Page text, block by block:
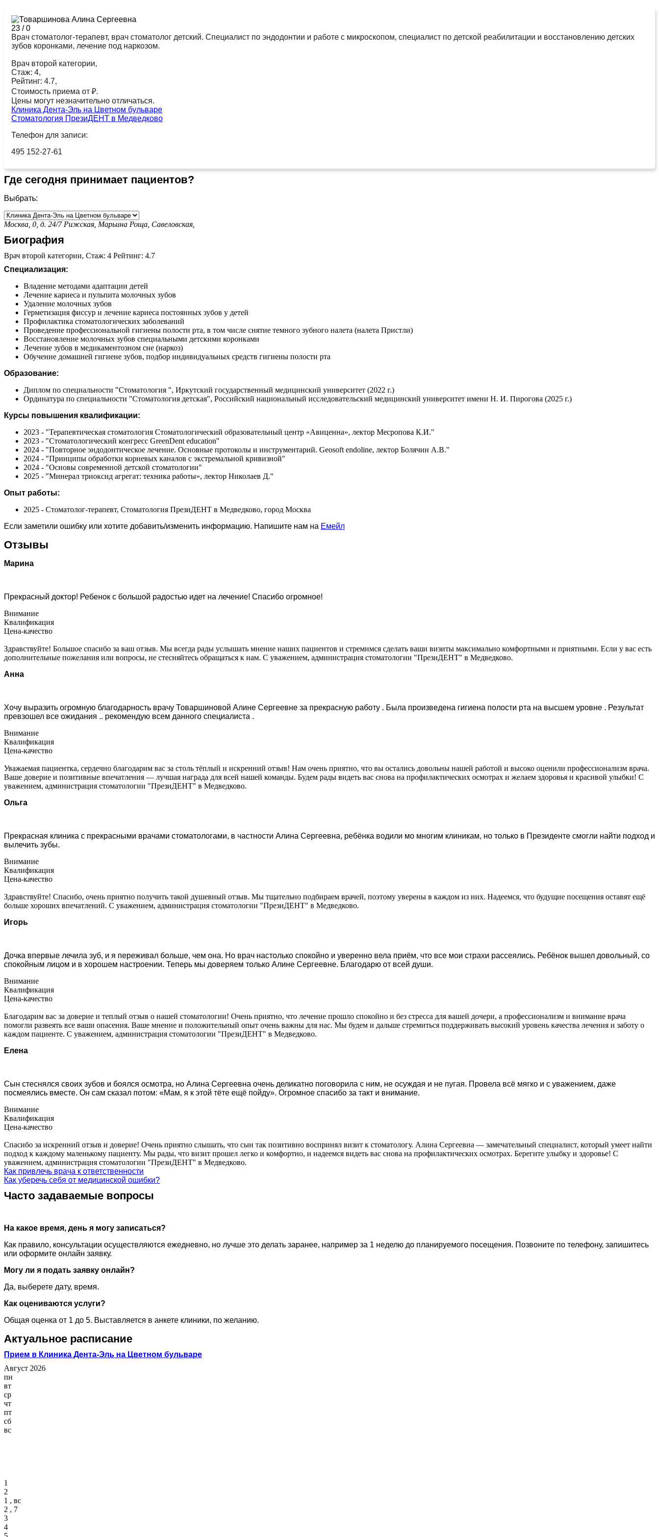
23 /0
Врач стоматолог-терапевт, врач стоматолог детский. Специалист по эндодонтии и работе с микроскопом, специалист по детской реабилитации и восстановлению детских
зубов коронками, лечение под наркозом.
Врач второй категории,
Стаж: 4,
Рейтинг: 4.7,
Стоимость приема от ₽.
Цены могут незначительно отличаться.
Клиника Дента-Эль на Цветном бульваре
Стоматология ПрезиДЕНТ в Медведково
Телефон для записи:
495 152-27-61
Где сегодня принимает пациентов?
Выбрать:
Москва, 0, д. 24/7 Рижская, Марьина Роща, Савеловская,
Биография
Врач второй категории, Стаж: 4 Рейтинг: 4.7
Специализация:
Владение методами адаптации детей
Лечение кариеса и пульпита молочных зубов
Удаление молочных зубов
Герметизация фиссур и лечение кариеса постоянных зубов у детей
Профилактика стоматологических заболеваний
Проведение профессиональной гигиены полости рта, в том числе снятие темного зубного налета (налета Пристли)
Восстановление молочных зубов специальными детскими коронками
Лечение зубов в медикаментозном сне (наркоз)
Обучение домашней гигиене зубов, подбор индивидуальных средств гигиены полости рта
Образование:
Диплом по специальности "Стоматология ", Иркутский государственный медицинский университет (2022 г.)
Ординатура по специальности "Стоматология детская", Российский национальный исследовательский медицинский университет имени Н. И. Пирогова (2025 г.)
Курсы повышения квалификации:
2023 - "Терапевтическая стоматология Стоматологический образовательный центр «Авиценна», лектор Месропова К.И."
2023 - "Стоматологический конгресс GreenDent education"
2024 - "Повторное эндодонтическое лечение. Основные протоколы и инструментарий. Geosoft endoline, лектор Болячин А.В."
2024 - "Принципы обработки корневых каналов с экстремальной кривизной"
2024 - "Основы современной детской стоматологии"
2025 - "Минерал триоксид агрегат: техника работы», лектор Николаев Д."
Опыт работы:
2025 - Стоматолог-терапевт, Стоматология ПрезиДЕНТ в Медведково, город Москва
Если заметили ошибку или хотите добавить/изменить информацию. Напишите нам на Емейл
Отзывы
Марина
Прекрасный доктор! Ребенок с большой радостью идет на лечение! Спасибо огромное!
Внимание
Квалификация
Цена-качество
Здравствуйте! Большое спасибо за ваш отзыв. Мы всегда рады услышать мнение наших пациентов и стремимся сделать ваши визиты максимально комфортными и приятными. Если у вас есть
дополнительные пожелания или вопросы, не стесняйтесь обращаться к нам. С уважением, администрация стоматологии "ПрезиДЕНТ" в Медведково.
Анна
Хочу выразить огромную благодарность врачу Товаршиновой Алине Сергеевне за прекрасную работу . Была произведена гигиена полости рта на высшем уровне . Результат
превзошел все ожидания .. рекомендую всем данного специалиста .
Внимание
Квалификация
Цена-качество
Уважаемая пациентка, сердечно благодарим вас за столь тёплый и искренний отзыв! Нам очень приятно, что вы остались довольны нашей работой и высоко оценили профессионализм врача.
Ваше доверие и позитивные впечатления — лучшая награда для всей нашей команды. Будем рады видеть вас снова на профилактических осмотрах и желаем здоровья и красивой улыбки! С
уважением, администрация стоматологии "ПрезиДЕНТ" в Медведково.
Ольга
Прекрасная клиника с прекрасными врачами стоматологами, в частности Алина Сергеевна, ребёнка водили мо многим клиникам, но только в Президенте смогли найти подход и
вылечить зубы.
Внимание
Квалификация
Цена-качество
Здравствуйте! Спасибо, очень приятно получить такой душевный отзыв. Мы тщательно подбираем врачей, поэтому уверены в каждом из них. Надеемся, что будущие посещения оставят ещё
больше хороших впечатлений. С уважением, администрация стоматологии "ПрезиДЕНТ" в Медведково.
Игорь
Дочка впервые лечила зуб, и я переживал больше, чем она. Но врач настолько спокойно и уверенно вела приём, что все мои страхи рассеялись. Ребёнок вышел довольный, со
спокойным лицом и в хорошем настроении. Теперь мы доверяем только Алине Сергеевне. Благодарю от всей души.
Внимание
Квалификация
Цена-качество
Благодарим вас за доверие и теплый отзыв о нашей стоматологии! Очень приятно, что лечение прошло спокойно и без стресса для вашей дочери, а профессионализм и внимание врача
помогли развеять все ваши опасения. Ваше мнение и положительный опыт очень важны для нас. Мы будем и дальше стремиться поддерживать высокий уровень качества лечения и заботу о
каждом пациенте. С уважением, администрация стоматологии "ПрезиДЕНТ" в Медведково.
Елена
Сын стеснялся своих зубов и боялся осмотра, но Алина Сергеевна очень деликатно поговорила с ним, не осуждая и не пугая. Провела всё мягко и с уважением, даже
посмеялись вместе. Он сам сказал потом: «Мам, я к этой тёте ещё пойду». Огромное спасибо за такт и внимание.
Внимание
Квалификация
Цена-качество
Спасибо за искренний отзыв и доверие! Очень приятно слышать, что сын так позитивно воспринял визит к стоматологу. Алина Сергеевна — замечательный специалист, который умеет найти
подход к каждому маленькому пациенту. Мы рады, что визит прошел легко и комфортно, и надеемся видеть вас снова на профилактических осмотрах. Берегите улыбку и здоровье! С
уважением, администрация стоматологии "ПрезиДЕНТ" в Медведково.
Как привлечь врача к ответственности
Как уберечь себя от медицинской ошибки?
Часто задаваемые вопросы
На какое время, день я могу записаться?
Как правило, консультации осуществляются ежедневно, но лучше это делать заранее, например за 1 неделю до планируемого посещения. Позвоните по телефону, запишитесь
или оформите онлайн заявку.
Могу ли я подать заявку онлайн?
Да, выберете дату, время.
Как оцениваются услуги?
Общая оценка от 1 до 5. Выставляется в анкете клиники, по желанию.
Актуальное расписание
Прием в Клиника Дента-Эль на Цветном бульваре
Август 2026
пн
вт
ср
чт
пт
сб
вс
1
2
1 , вс
2 , 7
3
4